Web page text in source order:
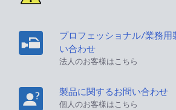
プロフェッショナル/業務用
い合わせ
法人のお客様はこちら
製品に関するお問い合わせ
個人のお客様はこちら